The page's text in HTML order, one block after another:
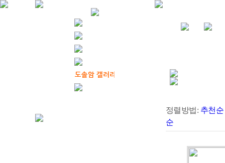
정렬방법: 추천순
순